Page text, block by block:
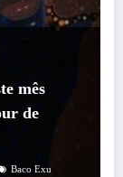
mês
de
Baco Exu